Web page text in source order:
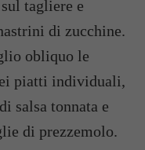
sul tagliere e
di zucchine.
obliquo le
piatti individuali,
salsa tonnata e
di prezzemolo.